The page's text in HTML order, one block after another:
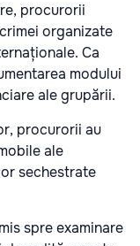
procurorii
organizate
Ca
modului
ale grupării.
procurorii au
ale
sechestrate
spre examinare